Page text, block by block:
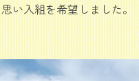
い入組を希望しました。